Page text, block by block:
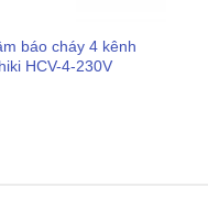
báo cháy 4 kênh
HCV-4-230V